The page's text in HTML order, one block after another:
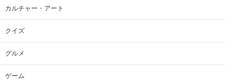
カルチャー・アート
クイズ
グルメ
ゲーム